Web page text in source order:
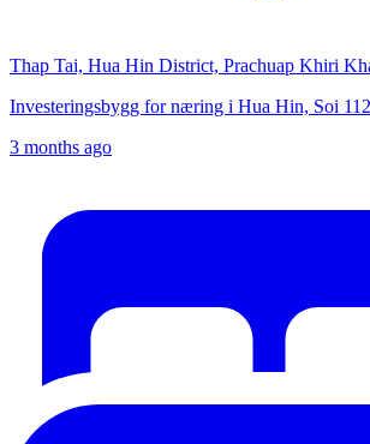
Thap Tai, Hua Hin District, Prachuap Khiri
Investeringsbygg for næring i Hua Hin, Soi
3 months ago